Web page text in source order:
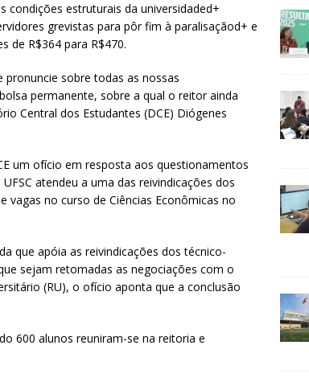
condições estruturais da universidaded+
grevistas para pôr fim à paralisaçãod+ e
de R$364 para R$470.
sobre todas as nossas
permanente, sobre a qual o reitor ainda
Central dos Estudantes (DCE) Diógenes
um ofício em resposta aos questionamentos
atendeu a uma das reivindicações dos
vagas no curso de Ciências Econômicas no
que apóia as reivindicações dos técnico-
sejam retomadas as negociações com o
(RU), o ofício aponta que a conclusão
600 alunos reuniram-se na reitoria e